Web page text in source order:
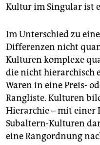
Kultur im Singular ist
Im Unterschied zu
Differenzen nicht
Kulturen komplexe
die nicht hierarchisch
Waren in eine Preis-
Rangliste. Kulturen
Hierarchie – mit einer
Subaltern-Kulturen
eine Rangordnung